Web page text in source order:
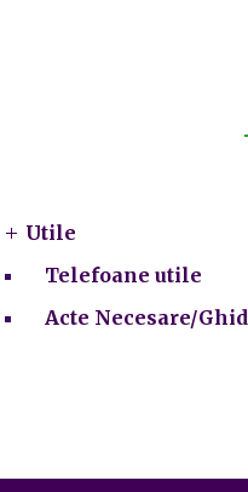
Utile
Telefoane utile
Acte Necesare/Ghid